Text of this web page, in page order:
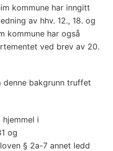
kommune har inngitt
av hhv. 12., 18. og
kommune har også
ved brev av 20.
denne bakgrunn truffet
hjemmel i
og
§ 2a-7 annet ledd